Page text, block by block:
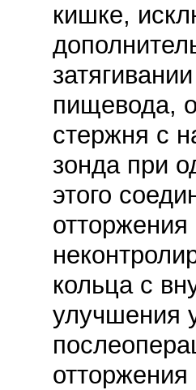
кишке,
пищевода,
стержня с
зонда при
этого
отторжения
кольца с
улучшения